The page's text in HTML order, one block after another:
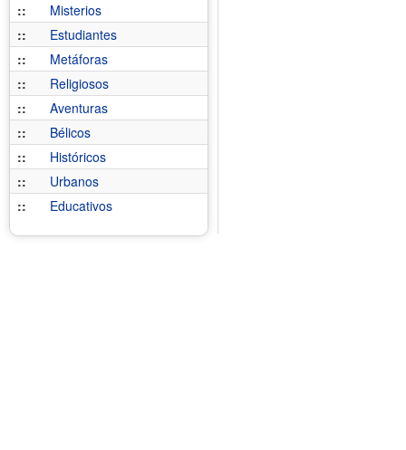
::
Misterios
::
Estudiantes
::
Metáforas
::
Religiosos
::
Aventuras
::
Bélicos
::
Históricos
::
Urbanos
::
Educativos